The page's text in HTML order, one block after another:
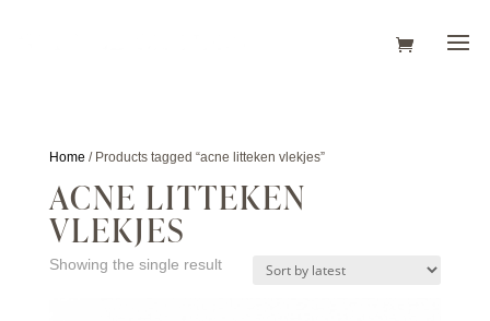
Home / Products tagged “acne litteken vlekjes”
ACNE LITTEKEN
VLEKJES
Showing the single result